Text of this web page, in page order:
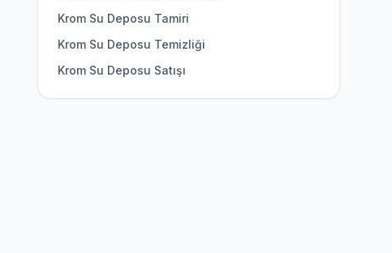
Krom Su Deposu Tamiri
Krom Su Deposu Temizliği
Krom Su Deposu Satışı